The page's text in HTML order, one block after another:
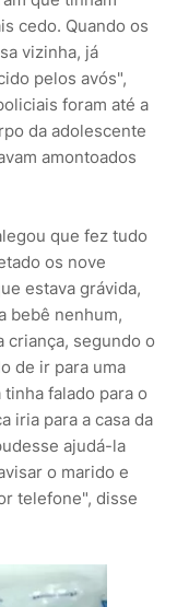
cedo. Quando os
vizinha, já
pelos avós",
foram até a
da adolescente
amontoados
que fez tudo
os nove
estava grávida,
bebê nenhum,
criança, segundo o
de ir para uma
falado para o
iria para a casa da
ajudá-la
o marido e
telefone", disse